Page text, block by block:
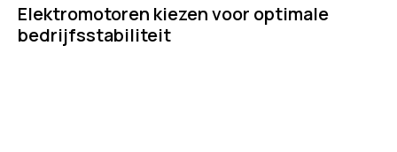
Elektromotoren kiezen voor optimale
bedrijfsstabiliteit